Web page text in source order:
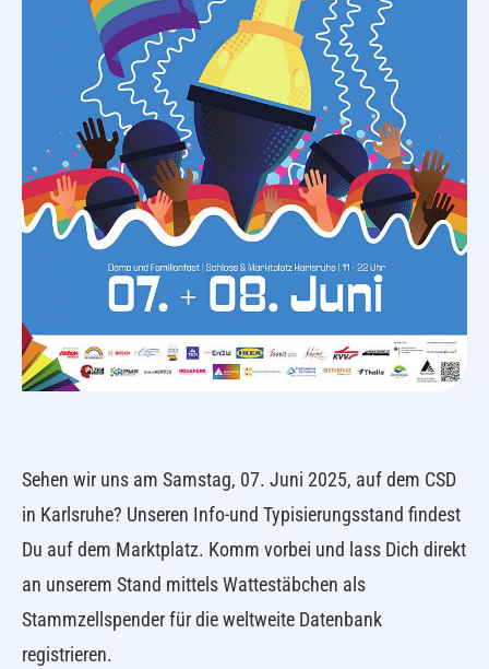
Sehen wir uns am Samstag, 07. Juni 2025, auf dem CSD
in Karlsruhe? Unseren Info-und Typisierungsstand findest
Du auf dem Marktplatz. Komm vorbei und lass Dich direkt
an unserem Stand mittels Wattestäbchen als
Stammzellspender für die weltweite Datenbank
registrieren.